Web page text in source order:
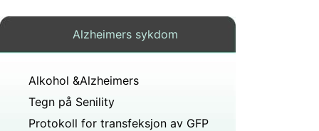
Alzheimers sykdom
Alkohol &Alzheimers
Tegn på Senility
Protokoll for transfeksjon av GFP